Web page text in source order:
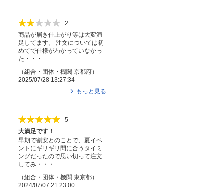
2
商品が届き仕上がり等は大変満
足してます。 注文については初
めてで仕様がわかっていなかっ
た・・・
（組合・団体・機関 京都府）
2025/07/28 13:27:34
もっと見る
5
大満足です！
早期で割安とのことで、夏イベ
ントにギリギリ間に合うタイミ
ングだったので思い切って注文
してみ・・・
（組合・団体・機関 東京都）
2024/07/07 21:23:00